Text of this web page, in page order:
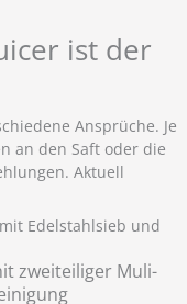
ist der
Ansprüche. Je
an den Saft oder die
Aktuell
Edelstahlsieb und
zweiteiliger Muli-